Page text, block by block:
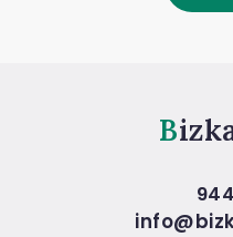
944